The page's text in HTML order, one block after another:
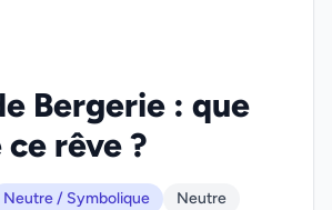
Bergerie : que
rêve ?
Neutre / Symbolique Neutre